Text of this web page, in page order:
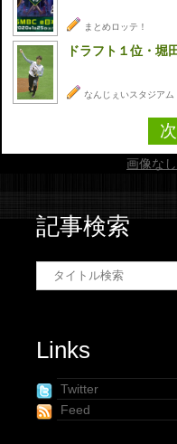
まとめロッテ！
ドラフト１位・堀
なんじぇいスタジアム
画像な
記事検索
Links
Twitter
Feed